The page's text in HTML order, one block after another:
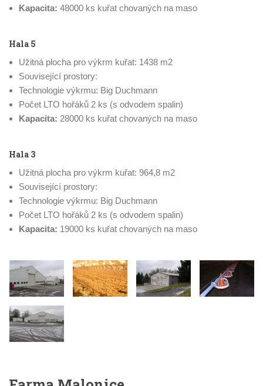
Kapacita: 48000 ks kuřat chovaných na maso
Hala 5
Užitná plocha pro výkrm kuřat: 1438 m2
Související prostory:
Technologie výkrmu: Big Duchmann
Počet LTO hořáků 2 ks (s odvodem spalin)
Kapacita: 28000 ks kuřat chovaných na maso
Hala 3
Užitná plocha pro výkrm kuřat: 964,8 m2
Související prostory:
Technologie výkrmu: Big Duchmann
Počet LTO hořáků 2 ks (s odvodem spalin)
Kapacita: 19000 ks kuřat chovaných na maso